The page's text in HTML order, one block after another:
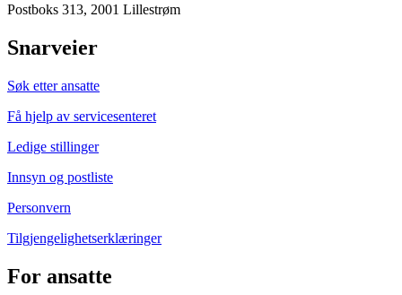
Postboks 313, 2001 Lillestrøm
Snarveier
Søk etter ansatte
Få hjelp av servicesenteret
Ledige stillinger
Innsyn og postliste
Personvern
Tilgjengelighetserklæringer
For ansatte